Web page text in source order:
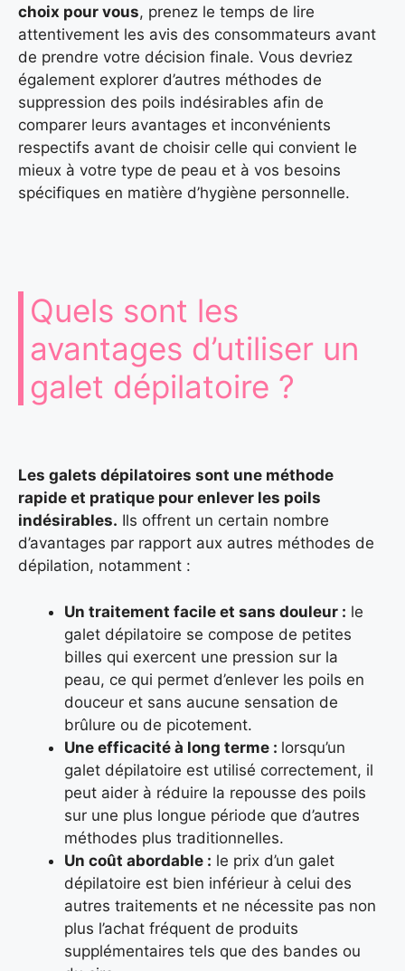
choix pour vous, prenez le temps de lire
attentivement les avis des consommateurs avant
de prendre votre décision finale. Vous devriez
également explorer d’autres méthodes de
suppression des poils indésirables afin de
comparer leurs avantages et inconvénients
respectifs avant de choisir celle qui convient le
mieux à votre type de peau et à vos besoins
spécifiques en matière d’hygiène personnelle.
Quels sont les
avantages d’utiliser un
galet dépilatoire ?
Les galets dépilatoires sont une méthode
rapide et pratique pour enlever les poils
indésirables. Ils offrent un certain nombre
d’avantages par rapport aux autres méthodes de
dépilation, notamment :
Un traitement facile et sans douleur : le
galet dépilatoire se compose de petites
billes qui exercent une pression sur la
peau, ce qui permet d’enlever les poils en
douceur et sans aucune sensation de
brûlure ou de picotement.
Une efficacité à long terme : lorsqu’un
galet dépilatoire est utilisé correctement, il
peut aider à réduire la repousse des poils
sur une plus longue période que d’autres
méthodes plus traditionnelles.
Un coût abordable : le prix d’un galet
dépilatoire est bien inférieur à celui des
autres traitements et ne nécessite pas non
plus l’achat fréquent de produits
supplémentaires tels que des bandes ou